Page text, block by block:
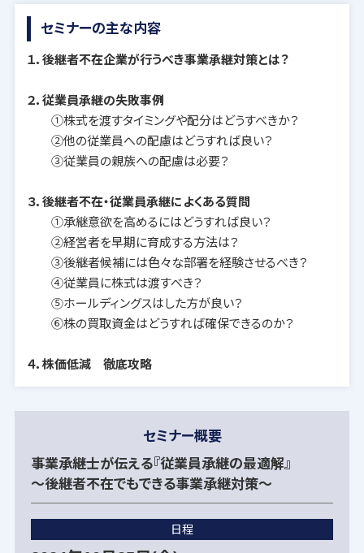
セミナーの主な内容
１．後継者不在企業が行うべき事業承継対策とは？
２．従業員承継の失敗事例
①株式を渡すタイミングや配分はどうすべきか？
②他の従業員への配慮はどうすれば良い？
③従業員の親族への配慮は必要？
３．後継者不在・従業員承継によくある質問
①承継意欲を高めるにはどうすれば良い？
②経営者を早期に育成する方法は？
③後継者候補には色々な部署を経験させるべき？
④従業員に株式は渡すべき？
⑤ホールディングスはした方が良い？
⑥株の買取資金はどうすれば確保できるのか？
４．株価低減 徹底攻略
セミナー概要
事業承継士が伝える『従業員承継の最適解』
～後継者不在でもできる事業承継対策～
日程